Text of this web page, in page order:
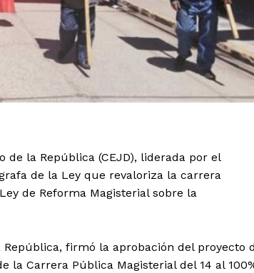
de la República (CEJD), liderada por el
de la Ley que revaloriza la carrera
de Reforma Magisterial sobre la
firmó la aprobación del proyecto
la Carrera Pública Magisterial del 14 al